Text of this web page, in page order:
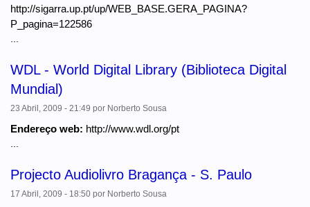
http://sigarra.up.pt/up/WEB_BASE.GERA_PAGINA?
P_pagina=122586
WDL - World Digital Library (Biblioteca Digital
Mundial)
23 Abril, 2009 - 21:49 por Norberto Sousa
Endereço web: http://www.wdl.org/pt
Projecto Audiolivro Bragança - S. Paulo
17 Abril, 2009 - 18:50 por Norberto Sousa